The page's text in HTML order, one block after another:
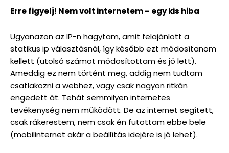
Erre figyelj! Nem volt internetem – egy kis hiba
Ugyanazon az IP-n hagytam, amit felajánlott a
statikus ip választásnál, így később ezt módosítanom
kellett (utolsó számot módosítottam és jó lett).
Ameddig ez nem történt meg, addig nem tudtam
csatlakozni a webhez, vagy csak nagyon ritkán
engedett át. Tehát semmilyen internetes
tevékenység nem működött. De az internet segített,
csak rákerestem, nem csak én futottam ebbe bele
(mobilinternet akár a beállítás idejére is jó lehet).